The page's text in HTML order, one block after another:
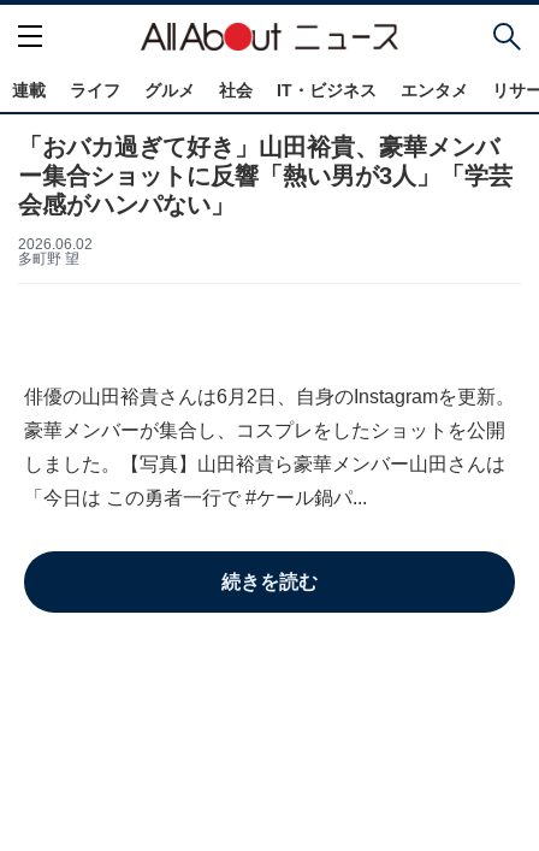
連載 ライフ グルメ 社会 IT・ビジネス エンタメ リサ
「おバカ過ぎて好き」山田裕貴、豪華メンバ
ー集合ショットに反響「熱い男が3人」「学芸
会感がハンパない」
2026.06.02
多町野 望
俳優の山田裕貴さんは6月2日、自身のInstagramを更新。
豪華メンバーが集合し、コスプレをしたショットを公開
しました。【写真】山田裕貴ら豪華メンバー山田さんは
「今日は この勇者一行で #ケール鍋パ...
続きを読む